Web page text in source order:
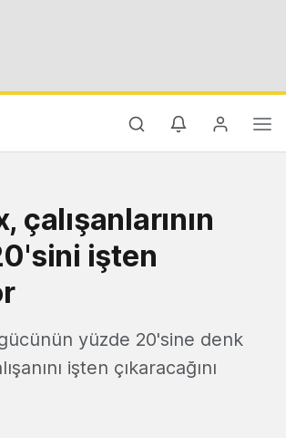
çalışanlarının
işten
yüzde 20'sine denk
işten çıkaracağını